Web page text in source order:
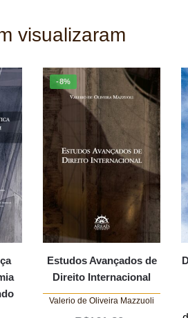
visualizaram
-8%
Estudos Avançados de
Direito Internacional
Valerio de Oliveira Mazzuoli